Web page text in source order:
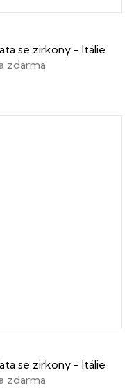
se zirkony - Itálie
zdarma
se zirkony - Itálie
zdarma